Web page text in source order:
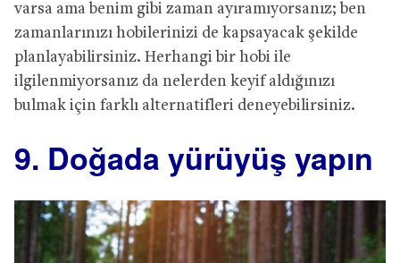
varsa ama benim gibi zaman ayıramıyorsanız; ben
zamanlarınızı hobilerinizi de kapsayacak şekilde
planlayabilirsiniz. Herhangi bir hobi ile
ilgilenmiyorsanız da nelerden keyif aldığınızı
bulmak için farklı alternatifleri deneyebilirsiniz.
9. Doğada yürüyüş yapın